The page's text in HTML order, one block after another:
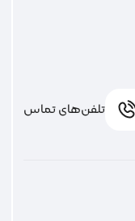
تلفن‌های تماس